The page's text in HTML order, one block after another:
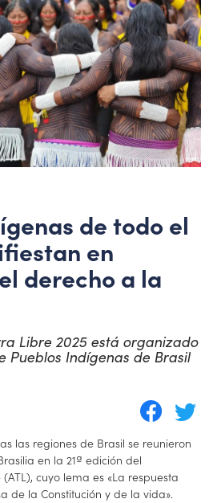
de todo el
en
derecho a la
Libre 2025 está organizado
Pueblos Indígenas de Brasil
las regiones de Brasil se reunieron
en la 21ª edición del
cuyo lema es «La respuesta
de la Constitución y de la vida».